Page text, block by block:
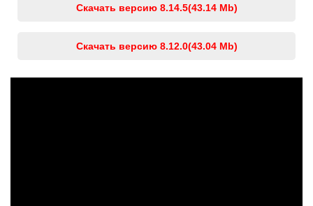
Скачать версию 8.14.5(43.14 Mb)
Скачать версию 8.12.0(43.04 Mb)